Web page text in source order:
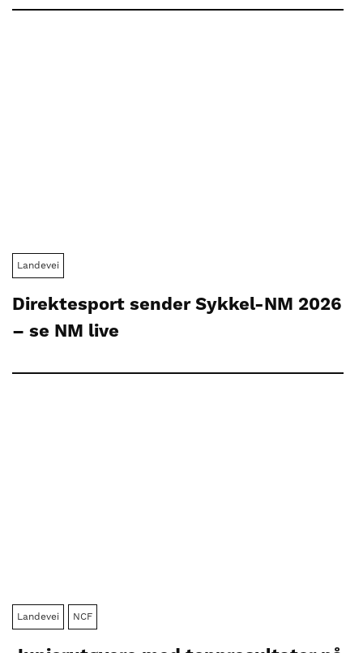
Landevei
Direktesport sender Sykkel-NM 2026
– se NM live
Landevei NCF